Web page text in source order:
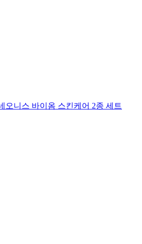
오니스 바이옴 스킨케어 2종 세트